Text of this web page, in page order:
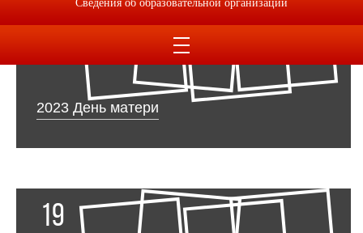
24
2023 День матери
19
Сведения об образовательной организации